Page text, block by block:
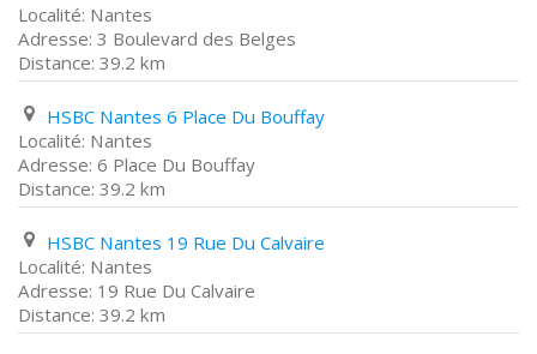
Nantes
3 Boulevard des Belges
39.2 km
HSBC Nantes 6 Place Du Bouffay
Nantes
6 Place Du Bouffay
39.2 km
HSBC Nantes 19 Rue Du Calvaire
Nantes
19 Rue Du Calvaire
39.2 km